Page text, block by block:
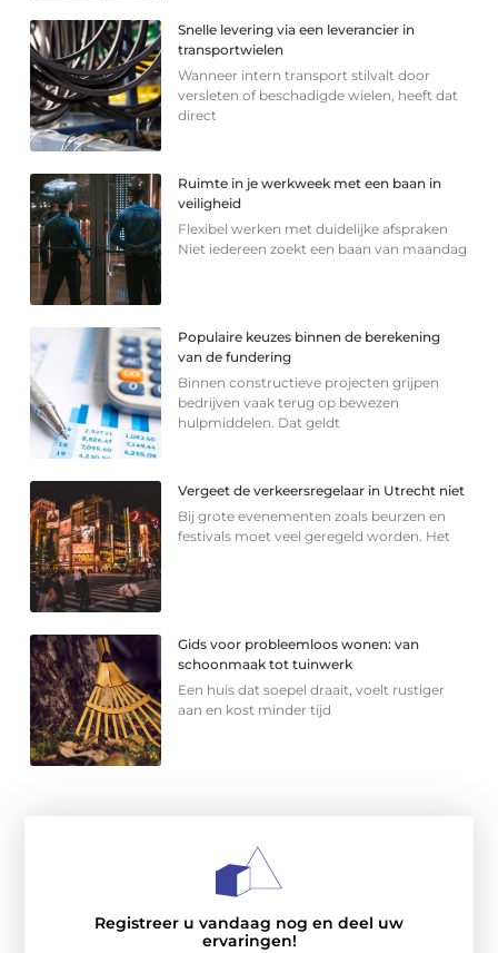
Snelle levering via een leverancier in
transportwielen
Wanneer intern transport stilvalt door
versleten of beschadigde wielen, heeft dat
direct
Ruimte in je werkweek met een baan in
veiligheid
Flexibel werken met duidelijke afspraken
Niet iedereen zoekt een baan van maandag
Populaire keuzes binnen de berekening
van de fundering
Binnen constructieve projecten grijpen
bedrijven vaak terug op bewezen
hulpmiddelen. Dat geldt
Vergeet de verkeersregelaar in Utrecht niet
Bij grote evenementen zoals beurzen en
festivals moet veel geregeld worden. Het
Gids voor probleemloos wonen: van
schoonmaak tot tuinwerk
Een huis dat soepel draait, voelt rustiger
aan en kost minder tijd
Registreer u vandaag nog en deel uw
ervaringen!